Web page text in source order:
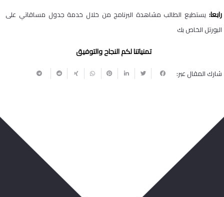
رابعا: يستطيع الطالب مشاهدة البرنامج من خلال خدمة جدول مساقاتي على
البورتل الخاص بك
تمنياتنا لكم النجاح والتوفيق
شارك المقال عبر: